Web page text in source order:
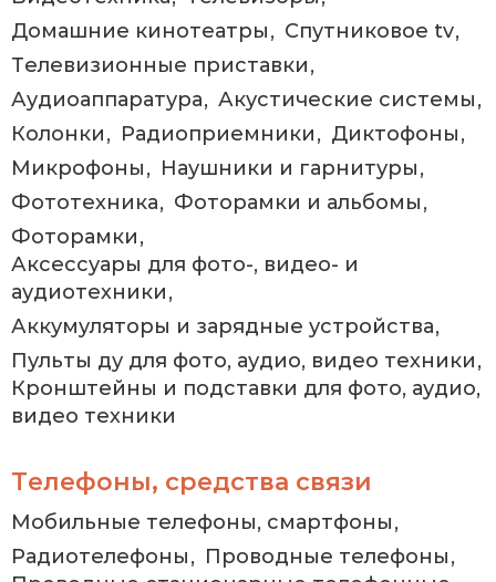
Домашние кинотеатры
Спутниковое tv
Телевизионные приставки
Аудиоаппаратура
Акустические системы
Колонки
Радиоприемники
Диктофоны
Микрофоны
Наушники и гарнитуры
Фототехника
Фоторамки и альбомы
Фоторамки
Аксессуары для фото-, видео- и
аудиотехники
Аккумуляторы и зарядные устройства
Пульты ду для фото, аудио, видео техники
Кронштейны и подставки для фото, аудио,
видео техники
Телефоны, средства связи
Мобильные телефоны, смартфоны
Радиотелефоны
Проводные телефоны